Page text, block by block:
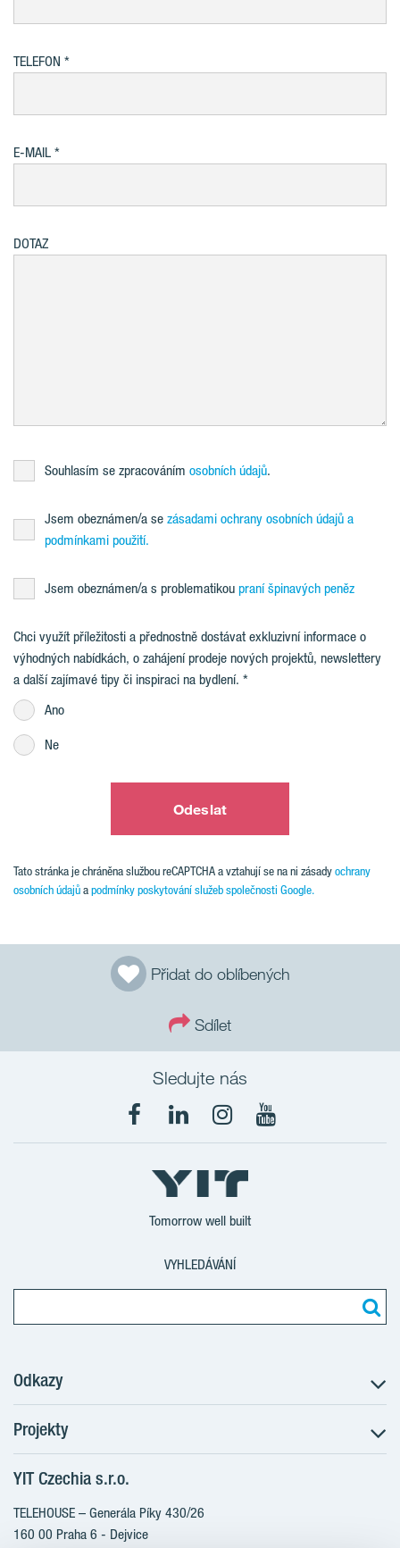
Přidat do oblíbených
Sdílet
TELEFON
E-MAIL
DOTAZ
Souhlasím se zpracováním osobních údajů.
Jsem obeznámen/a se zásadami ochrany osobních údajů a
podmínkami použití.
Jsem obeznámen/a s problematikou praní špinavých peněz
Chci využít příležitosti a přednostně dostávat exkluzivní informace o
výhodných nabídkách, o zahájení prodeje nových projektů, newslettery
a další zajímavé tipy či inspiraci na bydlení.
Ano
Ne
Odeslat
Tato stránka je chráněna službou reCAPTCHA a vztahují se na ni zásadyochrany
osobních údajůapodmínky poskytování služeb společnosti Google.
Sledujte nás
Tomorrow well built
VYHLEDÁVÁNÍ
Odkazy
Postup koupě
Klientské změny
Aktuality
Blog
Kariéra
Projekty
RANTA Barrandov III
RANTA Barrandov IV
TOIVO Roztyly II
YIT Czechia s.r.o.
TELEHOUSE – Generála Píky 430/26
160 00 Praha 6 - Dejvice